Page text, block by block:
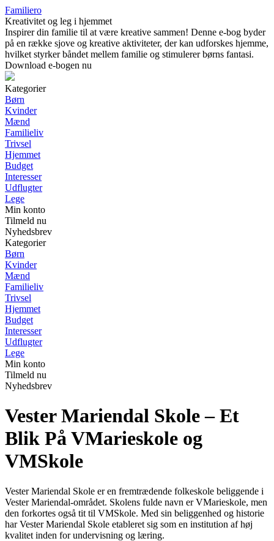
Familiero
Kreativitet og leg i hjemmet
Inspirer din familie til at være kreative sammen! Denne e-bog byder
på en række sjove og kreative aktiviteter, der kan udforskes hjemme,
hvilket styrker båndet mellem familie og stimulerer børns fantasi.
Download e-bogen nu
Kategorier
Børn
Kvinder
Mænd
Familieliv
Trivsel
Hjemmet
Budget
Interesser
Udflugter
Lege
Min konto
Tilmeld nu
Nyhedsbrev
Kategorier
Børn
Kvinder
Mænd
Familieliv
Trivsel
Hjemmet
Budget
Interesser
Udflugter
Lege
Min konto
Tilmeld nu
Nyhedsbrev
Vester Mariendal Skole – Et
Blik På VMarieskole og
VMSkole
Vester Mariendal Skole er en fremtrædende folkeskole beliggende i
Vester Mariendal-området. Skolens fulde navn er VMarieskole, men
den forkortes også tit til VMSkole. Med sin beliggenhed og historie
har Vester Mariendal Skole etableret sig som en institution af høj
kvalitet inden for undervisning og læring.